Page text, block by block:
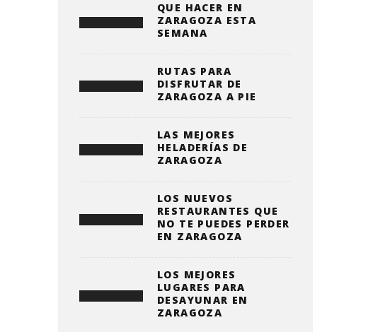
QUE HACER EN
ZARAGOZA ESTA
SEMANA
RUTAS PARA
DISFRUTAR DE
ZARAGOZA A PIE
LAS MEJORES
HELADERÍAS DE
ZARAGOZA
LOS NUEVOS
RESTAURANTES QUE
NO TE PUEDES PERDER
EN ZARAGOZA
LOS MEJORES
LUGARES PARA
DESAYUNAR EN
ZARAGOZA